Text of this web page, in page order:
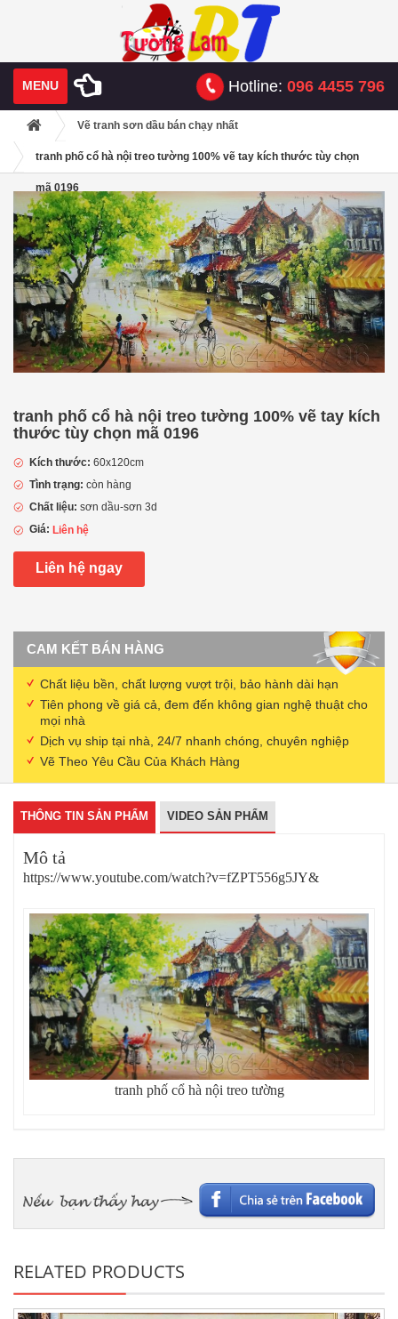
MENU Hotline: 096 4455 796
Vẽ tranh sơn dầu bán chạy nhất
tranh phố cổ hà nội treo tường 100% vẽ tay kích thước tùy chọn
mã 0196
tranh phố cổ hà nội treo tường 100% vẽ tay kích
thước tùy chọn mã 0196
Kích thước: 60x120cm
Tình trạng: còn hàng
Chất liệu: sơn dầu-sơn 3d
Giá: Liên hệ
Liên hệ ngay
CAM KẾT BÁN HÀNG
Chất liệu bền, chất lượng vượt trội, bảo hành dài hạn
Tiên phong về giá cả, đem đến không gian nghệ thuật cho
mọi nhà
Dịch vụ ship tại nhà, 24/7 nhanh chóng, chuyên nghiệp
Vẽ Theo Yêu Cầu Của Khách Hàng
THÔNG TIN SẢN PHẨM VIDEO SẢN PHẨM
Mô tả
https://www.youtube.com/watch?v=fZPT556g5JY&
tranh phố cổ hà nội treo tường
RELATED PRODUCTS